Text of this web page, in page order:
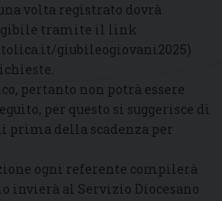
volta registrato dovrà
tramite il link
giubileogiovani2025)
pertanto non potrà essere
per questo si suggerisce di
prima della scadenza per
ogni referente compilerà
invierà al Servizio Diocesano